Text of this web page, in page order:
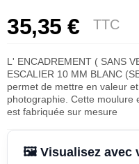
35,35 € TTC
L' ENCADREMENT ( SANS
ESCALIER 10 MM BLANC
permet de mettre en valeur
photographie. Cette moulure
est fabriquée sur mesure
🖼️ Visualisez avec